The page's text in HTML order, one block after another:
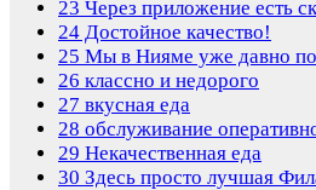
23 Через приложение есть
24 Достойное качество!
25 Мы в Нияме уже давно
26 классно и недорого
27 вкусная еда
28 обслуживание
29 Некачественная еда
30 Здесь просто лучшая